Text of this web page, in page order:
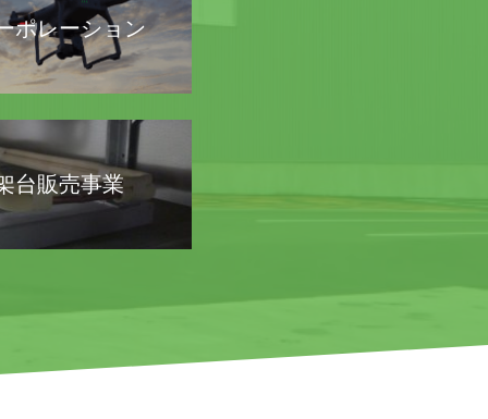
ポレーション
台販売事業